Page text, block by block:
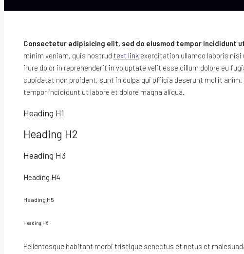
Consectetur adipisicing elit, sed do eiusmod tempor incididunt
minim veniam, quis nostrud text link exercitation ullamco laboris nisi
irure dolor in reprehenderit in voluptate velit esse cillum dolore eu
cupidatat non proident, sunt in culpa qui officia deserunt mollit
tempor incididunt ut labore et dolore magna aliqua.
Heading H1
Heading H2
Heading H3
Heading H4
Heading H5
Heading H6
Pellentesque habitant morbi tristique senectus et netus et